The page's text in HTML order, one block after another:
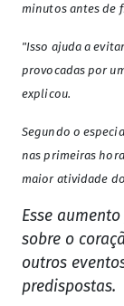
minutos antes de
"Isso ajuda a
provocadas por
explicou.
Segundo o
nas primeiras
maior atividade
Esse
sobre o
outros
predispostas.